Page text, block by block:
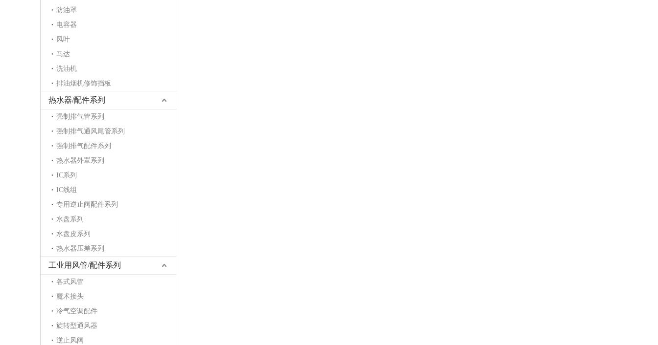
防油罩
电容器
风叶
马达
洗油机
排油烟机修饰挡板
热水器/配件系列
强制排气管系列
强制排气通风尾管系列
强制排气配件系列
热水器外罩系列
IC系列
IC线组
专用逆止阀配件系列
水盘系列
水盘皮系列
热水器压差系列
工业用风管/配件系列
各式风管
魔术接头
冷气空调配件
旋转型通风器
逆止风阀